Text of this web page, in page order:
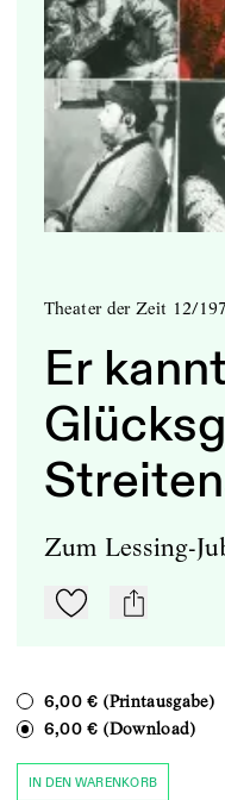
Theater der Zeit 12/
Er
Zum Lessing-
Zu Mein-TdZ
mail
6,00 €(Printausgabe)
6,00 €(Download)
IN DEN WARENKORB